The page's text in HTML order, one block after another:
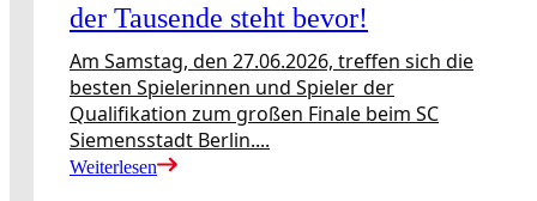
der Tausende steht bevor!
Am Samstag, den 27.06.2026, treffen sich die
besten Spielerinnen und Spieler der
Qualifikation zum großen Finale beim SC
Siemensstadt Berlin....
Weiterlesen